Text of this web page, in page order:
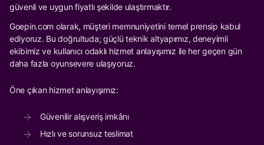
güvenli ve uygun fiyatlı şekilde ulaştırmaktır.
Goepin.com olarak, müşteri memnuniyetini temel prensip kabul
ediyoruz. Bu doğrultuda; güçlü teknik altyapımız, deneyimli
ekibimiz ve kullanıcı odaklı hizmet anlayışımız ile her geçen gün
daha fazla oyunsevere ulaşıyoruz.
Öne çıkan hizmet anlayışımız:
Güvenilir alışveriş imkânı
Hızlı ve sorunsuz teslimat